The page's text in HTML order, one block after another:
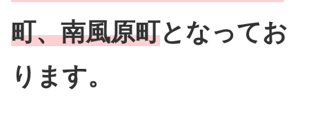
町、南風原町となってお
ります。